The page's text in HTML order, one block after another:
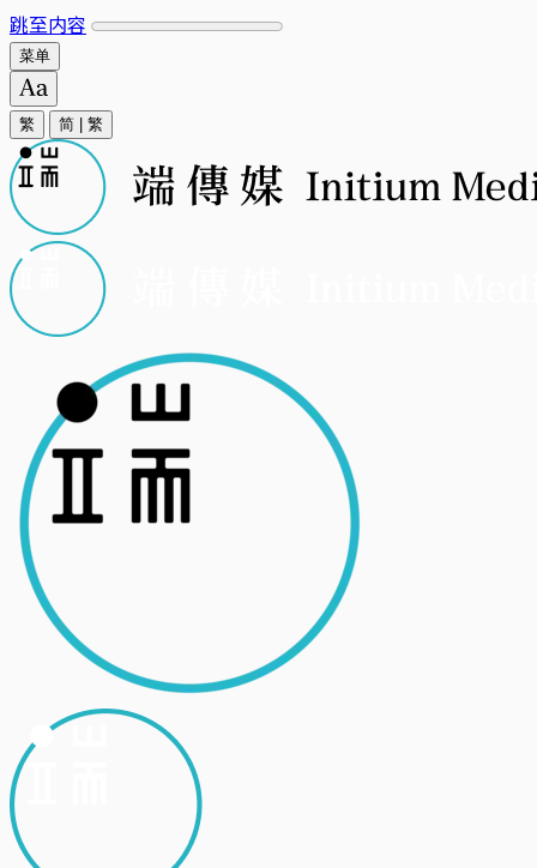
跳至内容
菜单
繁 简 繁